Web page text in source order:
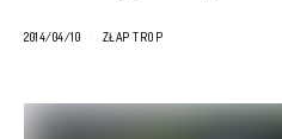
2014/04/10 ZŁAP TROP